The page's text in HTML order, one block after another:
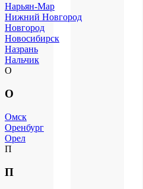
Нарьян-Мар
Нижний Новгород
Новгород
Новосибирск
Назрань
Нальчик
О
О
Омск
Оренбург
Орел
П
П